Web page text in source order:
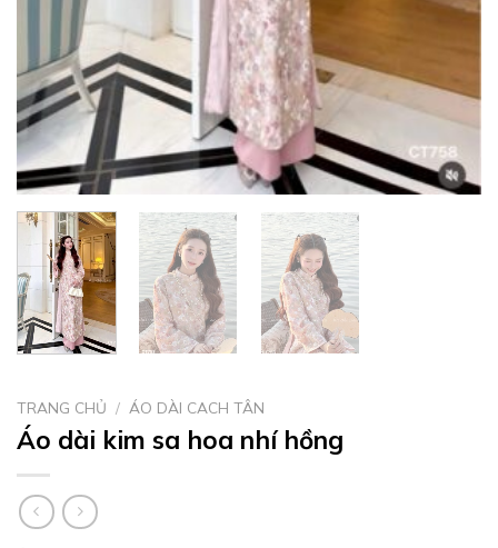
TRANG CHỦ / ÁO DÀI CACH TÂN
Áo dài kim sa hoa nhí hồng